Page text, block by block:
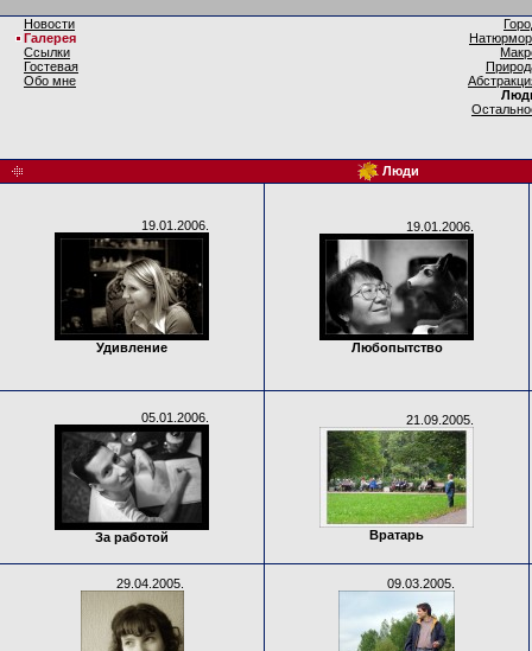
Новости
Галерея
Ссылки
Гостевая
Обо мне
Люди
19.01.2006.
Удивление
19.01.2006.
Любопытство
05.01.2006.
За работой
21.09.2005.
Вратарь
29.04.2005. 09.03.2005.